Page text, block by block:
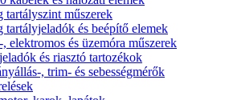
tartályszint műszerek
tartályjeladók és beépítő elemek
elektromos és üzemóra műszerek
és riasztó tartozékok
, trim- és sebességmérők